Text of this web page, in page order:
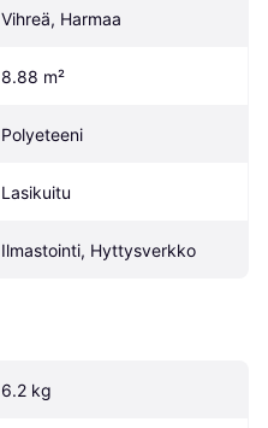
Vihreä, Harmaa
8.88 m²
Polyeteeni
Lasikuitu
Ilmastointi, Hyttysverkko
6.2 kg